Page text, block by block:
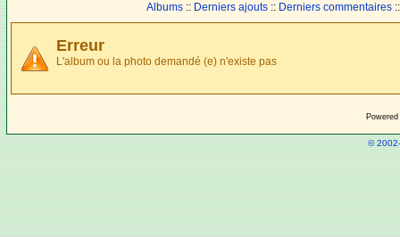
Albums :: Derniers ajouts :: Derniers commentaires
Erreur
L'album ou la photo demandé (e) n'existe pas
©